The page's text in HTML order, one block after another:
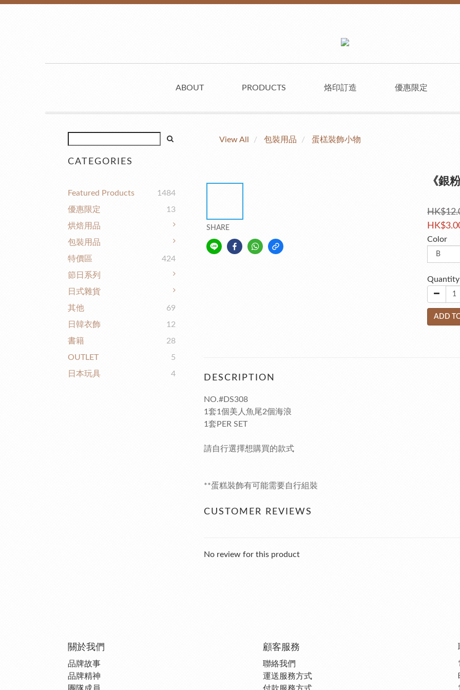
ABOUT PRODUCTS 烙印訂造 優惠限定
CATEGORIES
Featured Products
1484
優惠限定
13
烘焙用品
包裝用品
特價區
424
節日系列
日式雜貨
其他
69
日韓衣飾
12
書籍
28
OUTLET
5
日本玩具
4
View All 包裝用品 蛋榚裝飾小物
SHARE
《銀
Color
Quantity
ADD
DESCRIPTION
NO.#DS308
1套1個美人魚尾2個海浪
1套PER SET
請自行選擇想購買的款式
**蛋糕裝飾有可能需要自行組裝
CUSTOMER REVIEWS
No review for this product
關於我們
品牌故事
品牌精神
顧客服務
聯絡我們
運送服務方式